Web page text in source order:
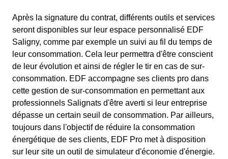
Après la signature du contrat, différents outils et services
seront disponibles sur leur espace personnalisé EDF
Saligny, comme par exemple un suivi au fil du temps de
leur consommation. Cela leur permettra d'être conscient
de leur évolution et ainsi de régler le tir en cas de sur-
consommation. EDF accompagne ses clients pro dans
cette gestion de sur-consommation en permettant aux
professionnels Salignats d'être averti si leur entreprise
dépasse un certain seuil de consommation. Par ailleurs,
toujours dans l'objectif de réduire la consommation
énergétique de ses clients, EDF Pro met à disposition
sur leur site un outil de simulateur d'économie d'énergie.